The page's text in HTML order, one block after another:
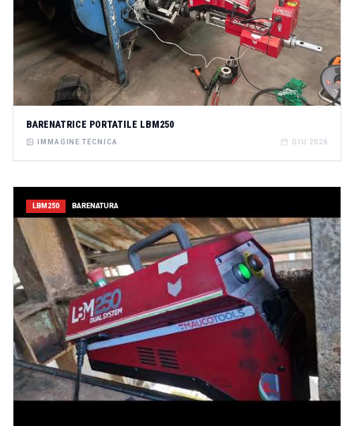
BARENATRICE PORTATILE LBM250
IMMAGINE TECNICA GIU 2026
LBM250 BARENATURA